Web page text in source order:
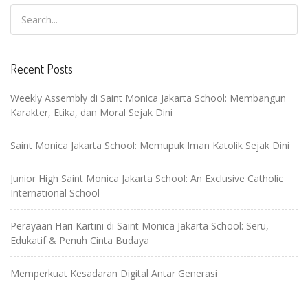
Recent Posts
Weekly Assembly di Saint Monica Jakarta School: Membangun
Karakter, Etika, dan Moral Sejak Dini
Saint Monica Jakarta School: Memupuk Iman Katolik Sejak Dini
Junior High Saint Monica Jakarta School: An Exclusive Catholic
International School
Perayaan Hari Kartini di Saint Monica Jakarta School: Seru,
Edukatif & Penuh Cinta Budaya
Memperkuat Kesadaran Digital Antar Generasi